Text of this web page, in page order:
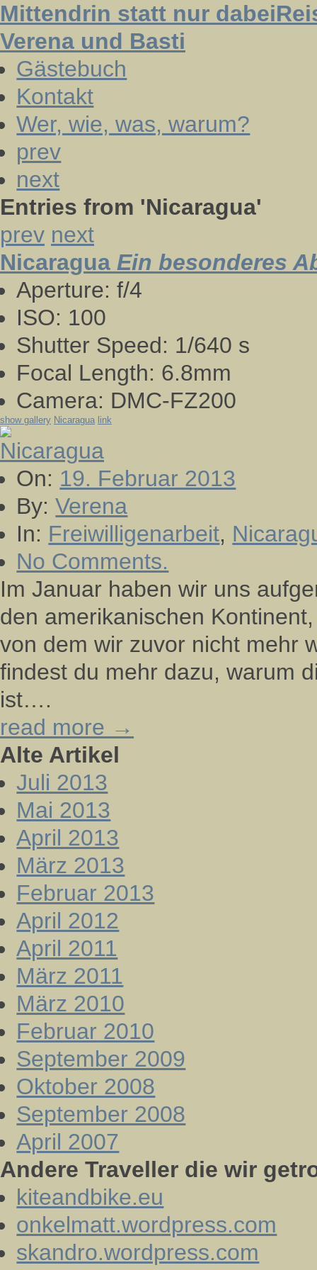
Mittendrin statt nur dabei
Verena und Basti
Gästebuch
Kontakt
Wer, wie, was, warum?
prev
next
Entries from 'Nicaragua'
prev next
Nicaragua Ein besonderes
Aperture: f/4
ISO: 100
Shutter Speed: 1/640 s
Focal Length: 6.8mm
Camera: DMC-FZ200
show gallery Nicaragua link
On: 19. Februar 2013
By: Verena
In: Freiwilligenarbeit,
No Comments.
Im Januar haben wir uns
den amerikanischen
von dem wir zuvor nicht mehr
findest du mehr dazu, warum
ist….
read more →
Alte Artikel
Juli 2013
Mai 2013
April 2013
März 2013
Februar 2013
April 2012
April 2011
März 2011
März 2010
Februar 2010
September 2009
Oktober 2008
September 2008
April 2007
Andere Traveller die wir
kiteandbike.eu
onkelmatt.wordpress.com
skandro.wordpress.com